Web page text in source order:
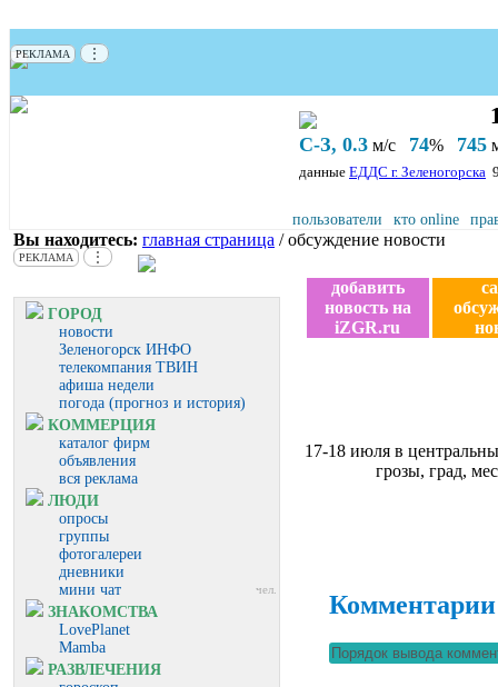
РЕКЛАМА ⋮
С-З, 0.3 м/с 74% 745
данные ЕДДС г. Зеленогорска
пользователи кто online
Вы находитесь: главная страница / обсуждение новости
РЕКЛАМА ⋮
ГОРОД
новости
Зеленогорск ИНФО
телекомпания ТВИН
афиша недели
погода (прогноз и история)
КОММЕРЦИЯ
каталог фирм
объявления
вся реклама
ЛЮДИ
опросы
группы
фотогалереи
дневники
мини чат
чел.
ЗНАКОМСТВА
LovePlanet
Mamba
РАЗВЛЕЧЕНИЯ
добавить
новость на
iZGR.ru
17-18 июля в
грозы, град,
Комментарии